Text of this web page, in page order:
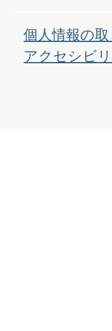
個人情報の
アクセシビ